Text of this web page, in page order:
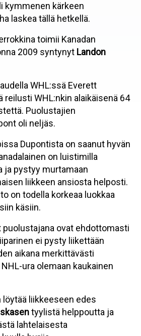
kymmenen kärkeen
laskea tällä hetkellä.
toimii Kanadan
2009 syntynyt Landon
WHL:ssä Everett
reilusti WHL:nkin alaikäisenä 64
Puolustajien
oli neljäs.
Dupontista on saanut hyvän
on luistimilla
ja pystyy murtamaan
liikkeen ansiosta helposti.
on todella korkeaa luokkaa
käsiin.
ovat ehdottomasti
ei pysty liikettään
aikana merkittävästi
ura olemaan kaukainen
löytää liikkeeseen edes
tyylistä helppoutta ja
lahtelaisesta